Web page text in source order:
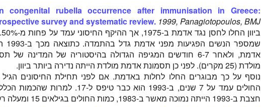
congenital rubella occurrence after immunisation in Greece:
survey and systematic review. 1999, Panagiotopoulos, BMJ
אדמת, ולאחר 6-7 חודשים המגיפה הגדולה בהיסטוריה של המדינה
מולדת (25 מקרים). לפני כן תסמונת אדמת מולדת הייתה נדירה ביותר ביוון.
נוסף על כך מבוגרים החלו לחלות באדמת. אם לפני תחילת החיסונים
החולים עמד על 7 שנים, ב-1993 הוא כבר טיפס ל-17.
חצבת ב-1993 הייתה נמוכה מאשר ב-1983, כמות החולים בגילאים 15 ומעלה רק גדלה.